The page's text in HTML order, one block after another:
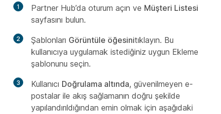
1 Partner Hub’da oturum açın ve Müşteri Listesi
sayfasını bulun.
2 Şablonları Görüntüle öğesinitıklayın. Bu
kullanıcıya uygulamak istediğiniz uygun Ekleme
şablonunu seçin.
3 Kullanıcı Doğrulama altında, güvenilmeyen e-
postalar ile akış sağlamanın doğru şekilde
yapılandırıldığından emin olmak için aşağıdaki